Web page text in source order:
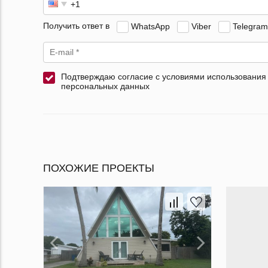
Получить ответ в WhatsApp Viber Telegram
Подтверждаю согласие с условиями использования
персональных данных
ПОХОЖИЕ ПРОЕКТЫ